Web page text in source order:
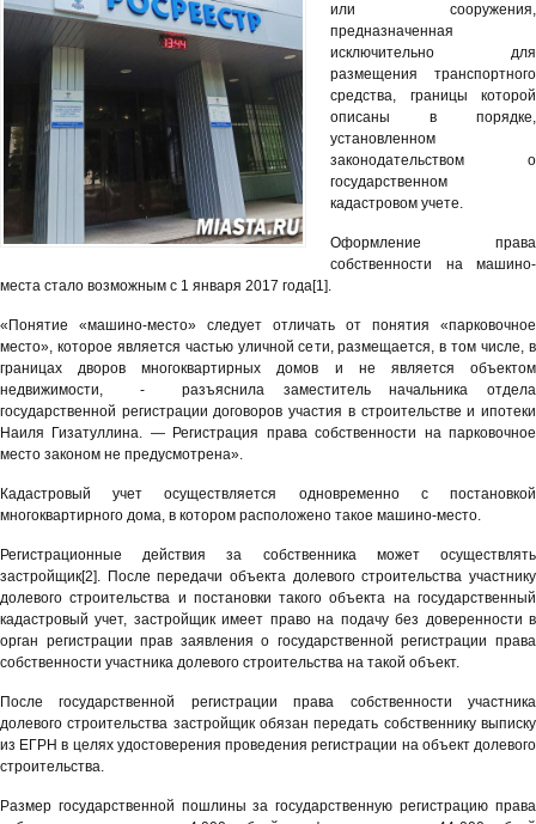
или сооружения,
предназначенная
исключительно для
размещения транспортного
средства, границы которой
описаны в порядке,
установленном
законодательством о
государственном
кадастровом учете.
Оформление права
собственности на машино-
места стало возможным с 1 января 2017 года[1].
«Понятие «машино-место» следует отличать от понятия «парковочное
место», которое является частью уличной сети, размещается, в том числе, в
границах дворов многоквартирных домов и не является объектом
недвижимости, - разъяснила заместитель начальника отдела
государственной регистрации договоров участия в строительстве и ипотеки
Наиля Гизатуллина. — Регистрация права собственности на парковочное
место законом не предусмотрена».
Кадастровый учет осуществляется одновременно с постановкой
многоквартирного дома, в котором расположено такое машино-место.
Регистрационные действия за собственника может осуществлять
застройщик[2]. После передачи объекта долевого строительства участнику
долевого строительства и постановки такого объекта на государственный
кадастровый учет, застройщик имеет право на подачу без доверенности в
орган регистрации прав заявления о государственной регистрации права
собственности участника долевого строительства на такой объект.
После государственной регистрации права собственности участника
долевого строительства застройщик обязан передать собственнику выписку
из ЕГРН в целях удостоверения проведения регистрации на объект долевого
строительства.
Размер государственной пошлины за государственную регистрацию права